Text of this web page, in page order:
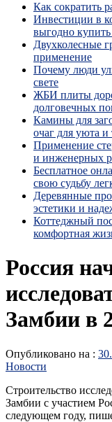
Как сократить
Инвестиции в
выгодно
Двухколесные
применение
Почему люди
свете
ЖБИ плиты
долговечных
Камины для
очаг для уюта и
Применение
и инженерных
Бесплатное
свою судьбу
Деревянные
эстетики и
Коттеджный
комфортная
Россия
Замбии в
Опубликовано на :
Новости
Строительство
Замбии с участием
следующем году,